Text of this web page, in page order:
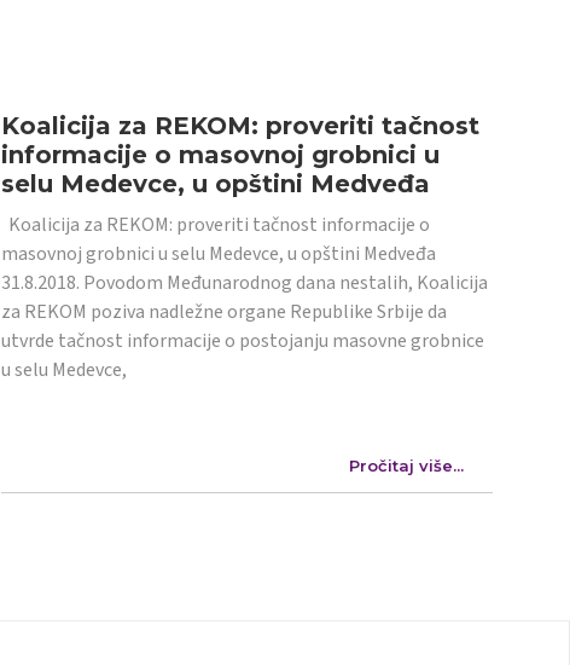
Koalicija za REKOM: proveriti tačnost
informacije o masovnoj grobnici u
selu Medevce, u opštini Medveđa
Koalicija za REKOM: proveriti tačnost informacije o
masovnoj grobnici u selu Medevce, u opštini Medveđa
31.8.2018. Povodom Međunarodnog dana nestalih, Koalicija
za REKOM poziva nadležne organe Republike Srbije da
utvrde tačnost informacije o postojanju masovne grobnice
u selu Medevce,
Pročitaj više...